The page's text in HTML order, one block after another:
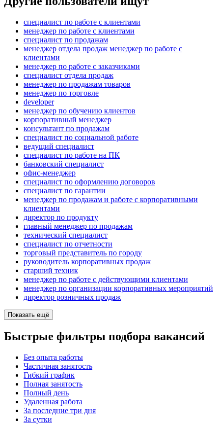
специалист по работе с клиентами
менеджер по работе с клиентами
специалист по продажам
менеджер отдела продаж менеджер по работе с
клиентами
менеджер по работе с заказчиками
специалист отдела продаж
менеджер по продажам товаров
менеджер по торговле
developer
менеджер по обучению клиентов
корпоративный менеджер
консультант по продажам
специалист по социальной работе
ведущий специалист
специалист по работе на ПК
банковский специалист
офис-менеджер
специалист по оформлению договоров
специалист по гарантии
менеджер по продажам и работе с корпоративными
клиентами
директор по продукту
главный менеджер по продажам
технический специалист
специалист по отчетности
торговый представитель по городу
руководитель корпоративных продаж
старший техник
менеджер по работе с действующими клиентами
менеджер по организации корпоративных мероприятий
директор розничных продаж
Показать ещё
Быстрые фильтры подбора вакансий
Без опыта работы
Частичная занятость
Гибкий график
Полная занятость
Полный день
Удаленная работа
За последние три дня
За сутки